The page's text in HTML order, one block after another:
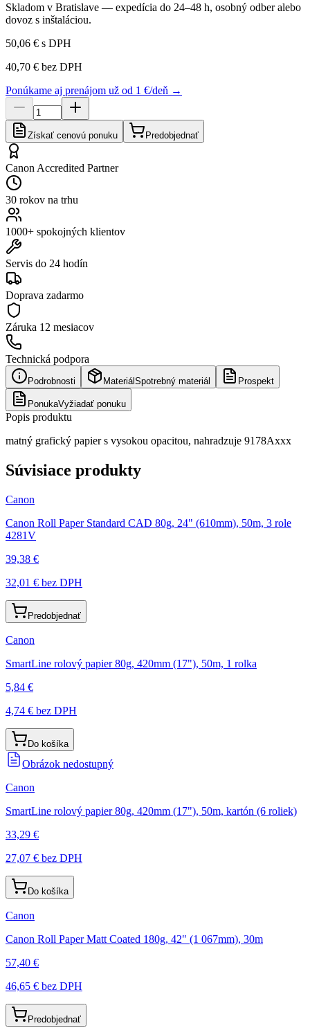
Skladom v Bratislave — expedícia do 24–48 h, osobný odber alebo
dovoz s inštaláciou.
50,06 € s DPH
40,70 € bez DPH
Ponúkame aj prenájom už od 1 €/deň →
Získať cenovú ponuku Predobjednať
Canon Accredited Partner
30 rokov na trhu
1000+ spokojných klientov
Servis do 24 hodín
Doprava zadarmo
Záruka 12 mesiacov
Technická podpora
Podrobnosti Materiál Spotrebný materiál Prospekt
PonukaVyžiadať ponuku
Popis produktu
matný grafický papier s vysokou opacitou, nahradzuje 9178Axxx
Súvisiace produkty
Canon
Canon Roll Paper Standard CAD 80g, 24" (610mm), 50m, 3 role
4281V
39,38 €
32,01 € bez DPH
Predobjednať
Canon
SmartLine rolový papier 80g, 420mm (17"), 50m, 1 rolka
5,84 €
4,74 € bez DPH
Do košíka
Obrázok nedostupný
Canon
SmartLine rolový papier 80g, 420mm (17"), 50m, kartón (6 roliek)
33,29 €
27,07 € bez DPH
Do košíka
Canon
Canon Roll Paper Matt Coated 180g, 42" (1 067mm), 30m
57,40 €
46,65 € bez DPH
Predobjednať